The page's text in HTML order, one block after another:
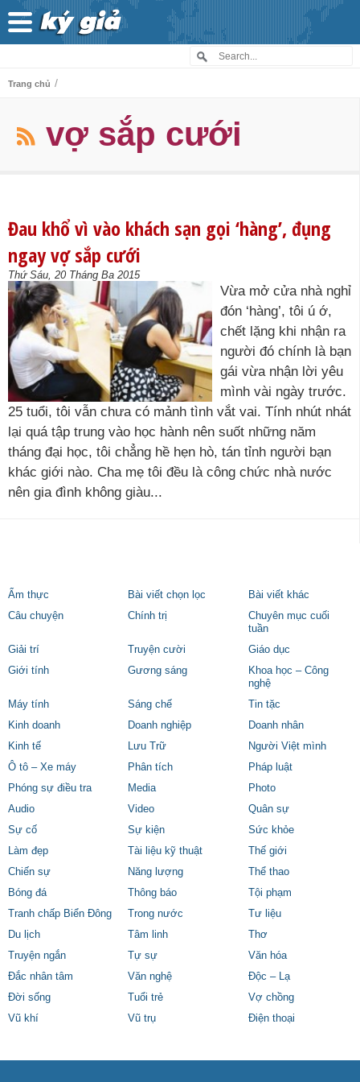
Trang chủ /
vợ sắp cưới
Đau khổ vì vào khách sạn gọi ‘hàng’, đụng
ngay vợ sắp cưới
Thứ Sáu, 20 Tháng Ba 2015
Vừa mở cửa nhà nghỉ
đón ‘hàng’, tôi ú ớ,
chết lặng khi nhận ra
người đó chính là bạn
gái vừa nhận lời yêu
mình vài ngày trước.
25 tuổi, tôi vẫn chưa có mảnh tình vắt vai. Tính nhút nhát
lại quá tập trung vào học hành nên suốt những năm
tháng đại học, tôi chẳng hề hẹn hò, tán tỉnh người bạn
khác giới nào. Cha mẹ tôi đều là công chức nhà nước
nên gia đình không giàu...
Ẩm thực Bài viết chọn lọc
Bài viết khác
Câu chuyện
Chính trị
Chuyên mục cuối
tuần
Giải trí
Truyện cười
Giáo dục
Giới tính
Gương sáng
Khoa học – Công
nghệ
Máy tính
Sáng chế
Tin tặc
Kinh doanh
Doanh nghiệp
Doanh nhân
Kinh tế
Lưu Trữ
Người Việt mình
Ô tô – Xe máy
Phân tích
Pháp luật
Phóng sự điều tra
Media
Photo
Audio
Video
Quân sự
Sự cố
Sự kiện
Sức khỏe
Làm đẹp
Tài liệu kỹ thuật
Thế giới
Chiến sự
Năng lượng
Thể thao
Bóng đá
Thông báo
Tội phạm
Tranh chấp Biển Đông
Trong nước
Tư liệu
Du lịch
Tâm linh
Thơ
Truyện ngắn
Tự sự
Văn hóa
Đắc nhân tâm
Văn nghệ
Độc – Lạ
Đời sống
Tuổi trẻ
Vợ chồng
Vũ khí
Vũ trụ Điện thoại